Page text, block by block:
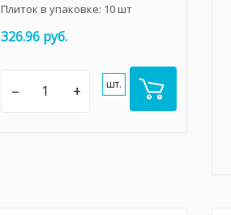
Плиток в упаковке: 10шт
326.96 руб.
– + шт.